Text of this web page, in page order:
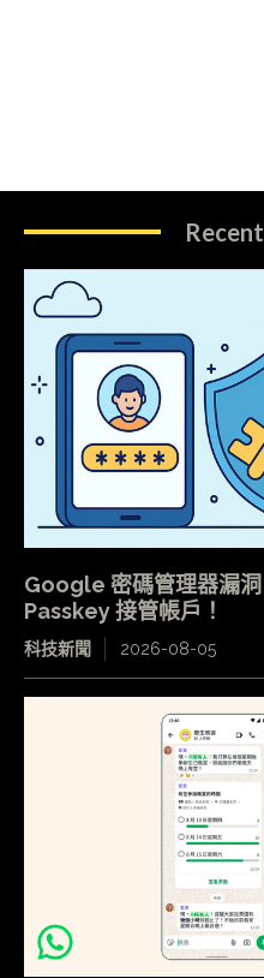
Google 密碼管理器漏
Passkey 接管帳戶！
科技新聞 2026-08-05